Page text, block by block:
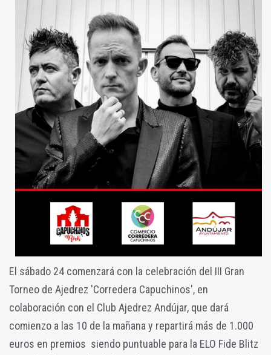
El sábado 24 comenzará con la celebración del III Gran
Torneo de Ajedrez 'Corredera Capuchinos', en
colaboración con el Club Ajedrez Andújar, que dará
comienzo a las 10 de la mañana y repartirá más de 1.000
euros en premios siendo puntuable para la ELO Fide Blitz